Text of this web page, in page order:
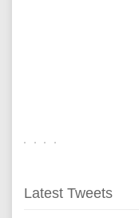
Latest Tweets